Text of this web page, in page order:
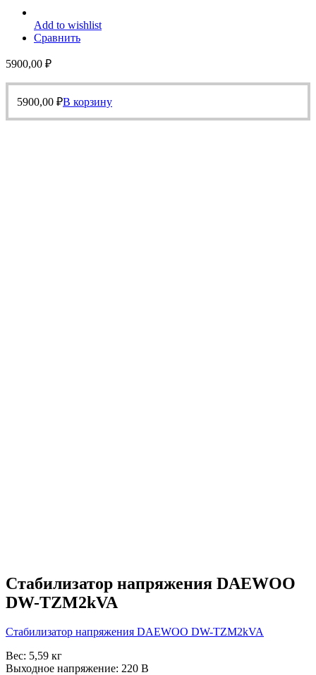
Add to wishlist
Сравнить
5900,00 ₽
5900,00 ₽В корзину
Стабилизатор напряжения DAEWOO
DW-TZM2kVA
Стабилизатор напряжения DAEWOO DW-TZM2kVA
Вес: 5,59 кг
Выходное напряжение: 220 В